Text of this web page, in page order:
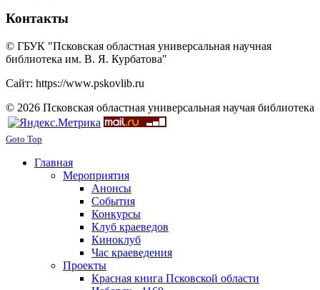
Контакты
© ГБУК "Псковская областная универсальная научная
библиотека им. В. Я. Курбатова"
Сайт: https://www.pskovlib.ru
© 2026 Псковская областная универсальная научая библиотека
Goto Top
Главная
Мероприятия
Анонсы
События
Конкурсы
Клуб краеведов
Киноклуб
Час краеведения
Проекты
Красная книга Псковской области